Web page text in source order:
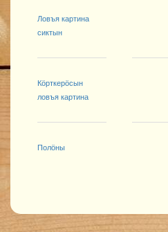
Ловъя картина
сиктын
Кӧрткерӧсын
ловъя картина
Полӧны